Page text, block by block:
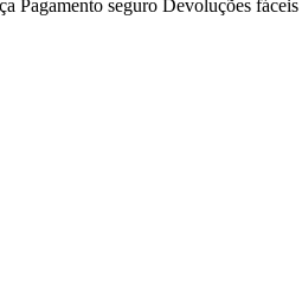
Pagamento seguro Devoluções fáceis